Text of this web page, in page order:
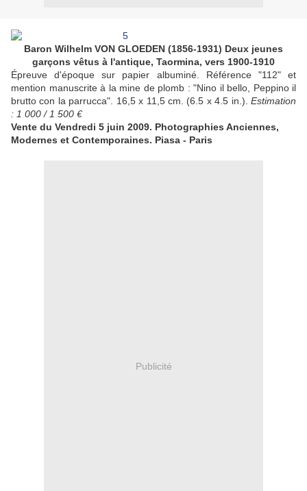
Baron Wilhelm VON GLOEDEN (1856-1931) Deux jeunes
garçons vêtus à l'antique, Taormina, vers 1900-1910
Épreuve d'époque sur papier albuminé. Référence "112" et
mention manuscrite à la mine de plomb : "Nino il bello, Peppino il
brutto con la parrucca". 16,5 x 11,5 cm. (6.5 x 4.5 in.). Estimation
: 1 000 / 1 500 €
Vente du Vendredi 5 juin 2009. Photographies Anciennes,
Modernes et Contemporaines. Piasa - Paris
Publicité